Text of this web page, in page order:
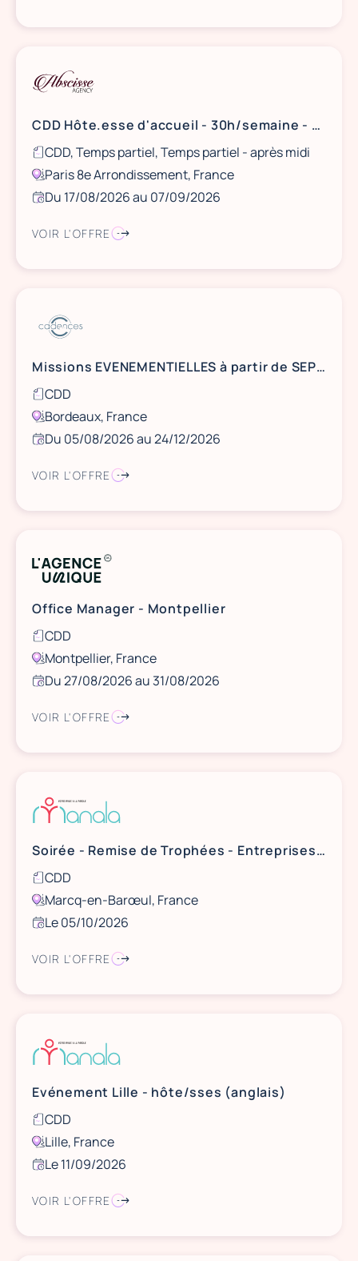
CDD Hôte.esse d'accueil - 30h/semaine - Paris 8e
CDD, Temps partiel, Temps partiel - après midi
Paris 8e Arrondissement, France
Du 17/08/2026 au 07/09/2026
VOIR L'OFFRE
Missions EVENEMENTIELLES à partir de SEPTEMBRE 2026 - BORDEAUX
CDD
Bordeaux, France
Du 05/08/2026 au 24/12/2026
VOIR L'OFFRE
Office Manager - Montpellier
CDD
Montpellier, France
Du 27/08/2026 au 31/08/2026
VOIR L'OFFRE
Soirée - Remise de Trophées - Entreprises et Cités - Hôtesses
CDD
Marcq-en-Barœul, France
Le 05/10/2026
VOIR L'OFFRE
Evénement Lille - hôte/sses (anglais)
CDD
Lille, France
Le 11/09/2026
VOIR L'OFFRE